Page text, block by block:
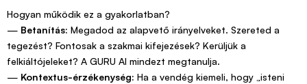
Hogyan működik ez a gyakorlatban?
— Betanítás: Megadod az alapvető irányelveket. Szereted a
tegezést? Fontosak a szakmai kifejezések? Kerüljük a
felkiáltójeleket? A GURU AI mindezt megtanulja.
— Kontextus-érzékenység: Ha a vendég kiemeli, hogy „isteni